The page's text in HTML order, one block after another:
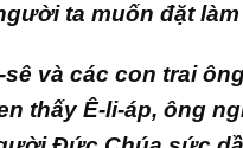
ta muốn đặt làm
và các con trai
thấy Ê-li-áp, ông